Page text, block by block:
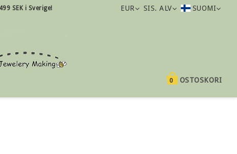
SEK i Sverige! EUR SIS. ALV SUOMI
OSTOSKORI
0